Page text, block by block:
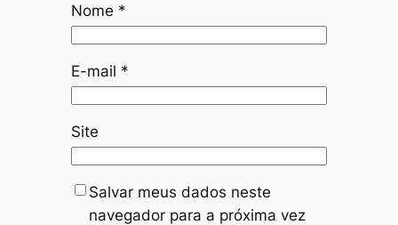
Nome *
E-mail *
Site
Salvar meus dados neste
navegador para a próxima vez